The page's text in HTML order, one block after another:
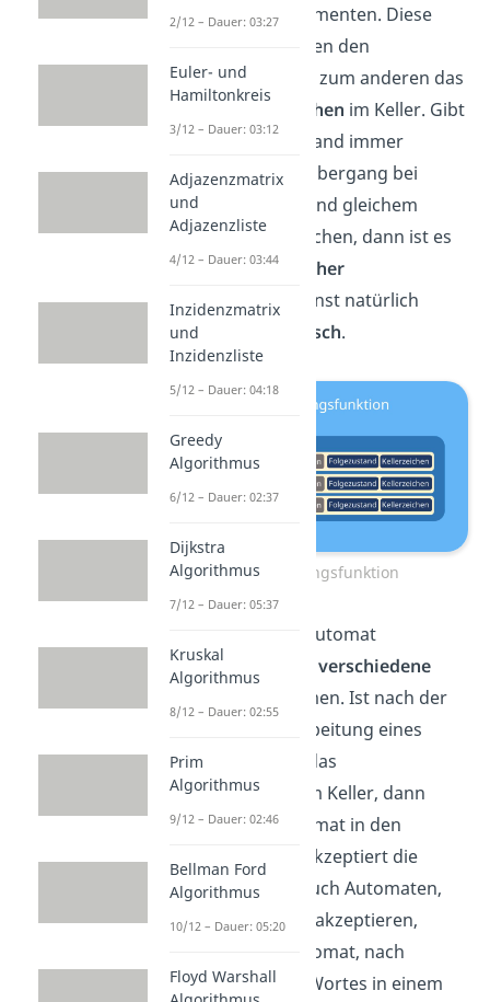
Tupelaus zwei Elementen. Diese
enthalten zum einen den
Folgezustand
und zum anderen das
neueoberste Zeichen im Keller. Gibt
es von jedem Zustand immer
höchstens einen Übergang bei
gleicher Eingabe und gleichem
obersten Kellerzeichen, dann ist es
eindeterministischer
Kellerautomat
, sonst natürlich
nichtdeterministisch.
Überführungsfunktion
Zudem kann der Automat
selbstverständlichverschiedene
einnehmen. Ist nach der
kompletten Verarbeitung eines
Wortes nur noch das
Anfangszeichen
im Keller, dann
wechselt der Automat in den
Endzustand und akzeptiert die
Eingabe. Es gibt auch Automaten,
die ein Wort dann akzeptieren,
wenn sich der Automat, nach
Abarbeiten eines Wortes in einem
2/12 – Dauer: 03:27
Euler- und
Hamiltonkreis
3/12 – Dauer: 03:12
Adjazenzmatrix
und
Adjazenzliste
4/12 – Dauer: 03:44
Inzidenzmatrix
und
Inzidenzliste
5/12 – Dauer: 04:18
Greedy
Algorithmus
6/12 – Dauer: 02:37
Dijkstra
Algorithmus
7/12 – Dauer: 05:37
Kruskal
Algorithmus
8/12 – Dauer: 02:55
Prim
Algorithmus
9/12 – Dauer: 02:46
Bellman Ford
Algorithmus
10/12 – Dauer: 05:20
Floyd Warshall